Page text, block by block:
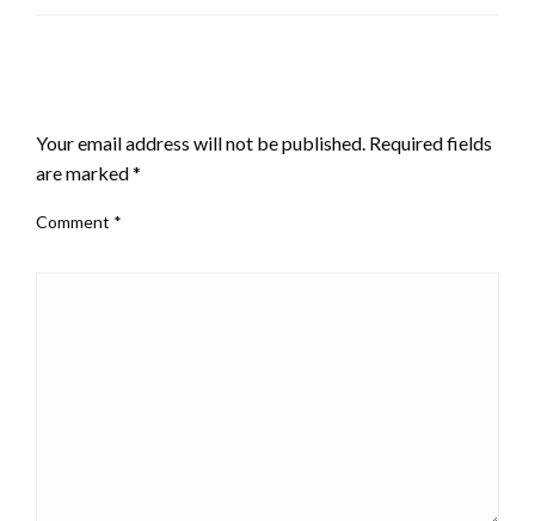
Your email address will not be published. Required fields
are marked*
Comment *